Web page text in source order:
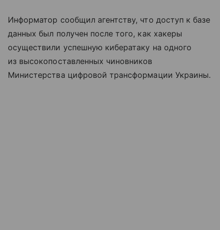
Информатор сообщил агентству, что доступ к базе
данных был получен после того, как хакеры
осуществили успешную кибератаку на одного
из высокопоставленных чиновников
Министерства цифровой трансформации Украины.